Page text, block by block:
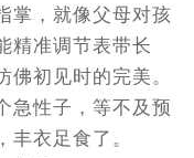
掌，就像父母对孩
精准调节表带长
佛初见时的完美。
性子，等不及预
衣足食了。